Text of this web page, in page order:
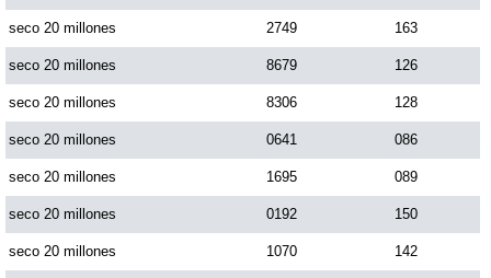
Fantástica Noche
Motilon Tarde
Motilon Noche
Paisita Día
seco 20 millones 2749 163
seco 20 millones 8679 126
seco 20 millones 8306 128
seco 20 millones 0641 086
seco 20 millones 1695 089
seco 20 millones 0192 150
seco 20 millones 1070 142